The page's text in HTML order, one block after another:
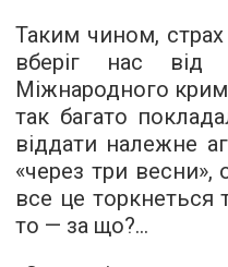
Таким чином,
вберіг нас від
Міжнародного
так багато
віддати належне
«через три весни»,
все це торкнеться
то — за що?...